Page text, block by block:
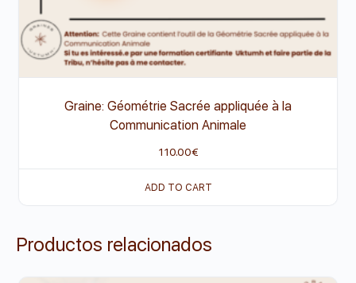
Graine: Géométrie Sacrée appliquée à la
Communication Animale
110.00€
ADD TO CART
Productos relacionados